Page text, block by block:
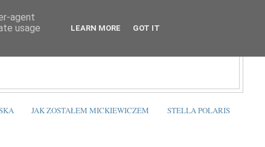
JAK ZOSTAŁEM MICKIEWICZEM STELLA POLARIS
agent
usage
LEARN MORE GOT IT